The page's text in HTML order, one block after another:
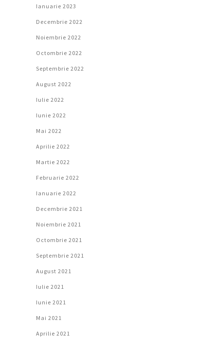
Ianuarie 2023
Decembrie 2022
Noiembrie 2022
Octombrie 2022
Septembrie 2022
August 2022
Iulie 2022
Iunie 2022
Mai 2022
Aprilie 2022
Martie 2022
Februarie 2022
Ianuarie 2022
Decembrie 2021
Noiembrie 2021
Octombrie 2021
Septembrie 2021
August 2021
Iulie 2021
Iunie 2021
Mai 2021
Aprilie 2021